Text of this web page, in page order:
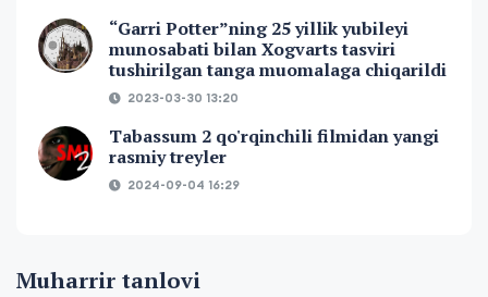
“Garri Potter”ning 25 yillik yubileyi
munosabati bilan Xogvarts tasviri
tushirilgan tanga muomalaga chiqarildi
2023-03-30 13:20
Tabassum 2 qo'rqinchili filmidan yangi
rasmiy treyler
2024-09-04 16:29
Muharrir tanlovi